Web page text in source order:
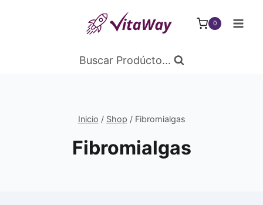
0
Buscar Prodúcto...
Inicio / Shop / Fibromialgas
Fibromialgas